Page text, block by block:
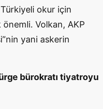
okur için
önemli. Volkan, AKP
yani askerin
bürokratı tiyatroyu